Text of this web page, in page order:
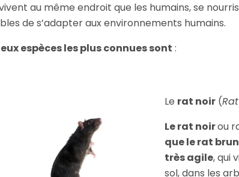
au même endroit que les humains, se
de s’adapter aux environnements humains.
espèces les plus connues sont :
Le rat noir (
Le rat noirou
que le rat brun
très agile, qui
sol, dans les